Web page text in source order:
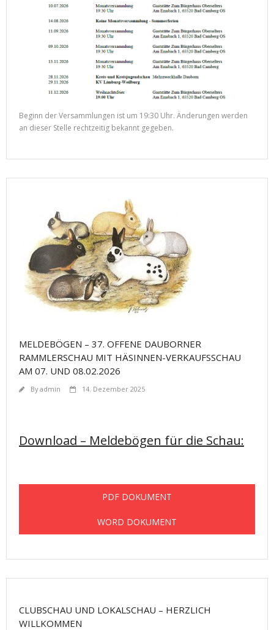
Beginn der Versammlungen ist um 19:30 Uhr. Änderungen werden
an dieser Stelle rechtzeitig bekannt gegeben.
MELDEBÖGEN – 37. OFFENE DAUBORNER
RAMMLERSCHAU MIT HÄSINNEN-VERKAUFSSCHAU
AM 07. UND 08.02.2026
Byadmin 14. Dezember 2025
Download – Meldebögen für die Schau:
PDF DOKUMENT
WORD DOKUMENT
CLUBSCHAU UND LOKALSCHAU – HERZLICH
WILLKOMMEN